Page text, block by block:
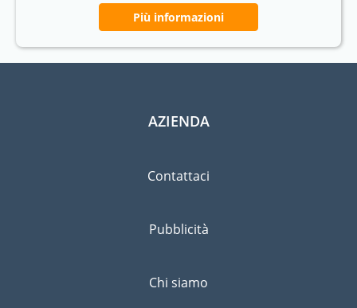
Più informazioni
AZIENDA
Contattaci
Pubblicità
Chi siamo